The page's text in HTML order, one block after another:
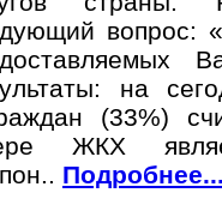
вопрос:
на
(33%)
ЖКХ